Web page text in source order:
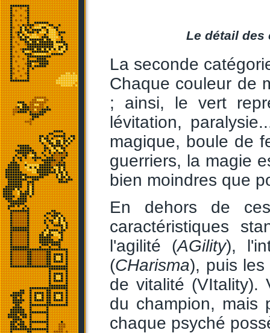
Le détail des
La seconde
Chaque couleur de
; ainsi, le vert
lévitation,
magique, boule de
guerriers, la magie
bien moindres que
En dehors de
caractéristiques
l'agilité (AGility),
(CHarisma), puis
de vitalité (VItality).
du champion, mais
chaque psyché